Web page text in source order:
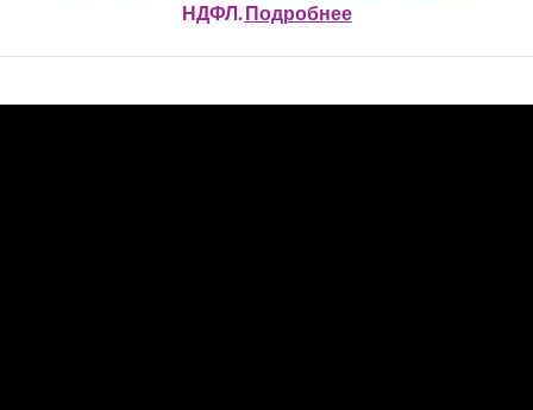
НДФЛ. Подробнее